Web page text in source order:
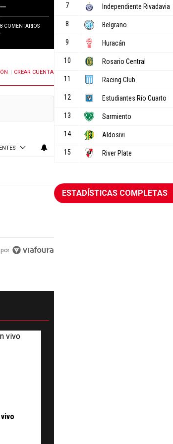
...
8 COMENTARIOS 8 COMENTARIOS
CREAR CUENTA
ESTADÍSTICAS COMPLETAS